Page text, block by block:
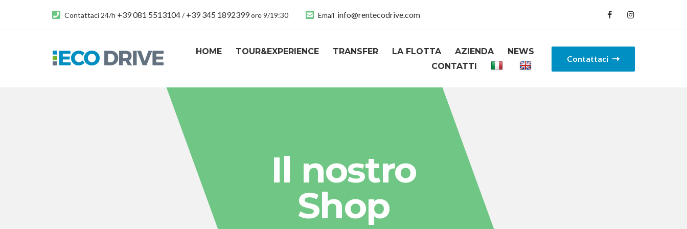
Contattaci 24/h +39 081 5513104/+39 345 1892399ore 9/19:30 Email info@rentecodrive.com
HOME TOUR&EXPERIENCE TRANSFER LA FLOTTA AZIENDA
NEWS
CONTATTI
Contattaci
Il nostro
Shop